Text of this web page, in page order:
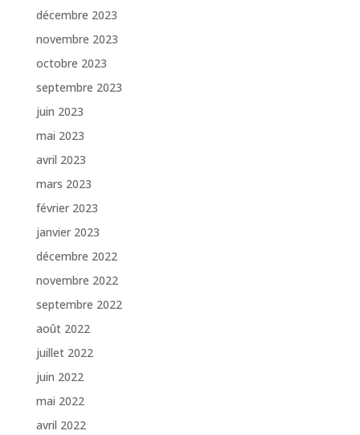
décembre 2023
novembre 2023
octobre 2023
septembre 2023
juin 2023
mai 2023
avril 2023
mars 2023
février 2023
janvier 2023
décembre 2022
novembre 2022
septembre 2022
août 2022
juillet 2022
juin 2022
mai 2022
avril 2022